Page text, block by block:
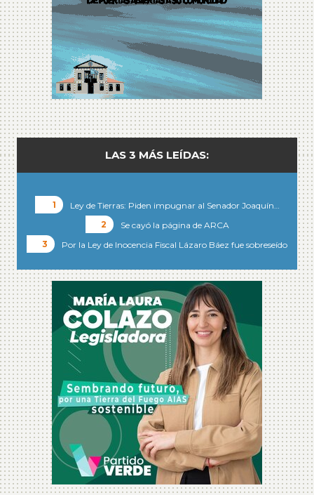
LAS 3 MÁS LEÍDAS:
Ley de Tierras: Piden impugnar al Senador Joaquín…
Se cayó la página de ARCA
Por la Ley de Inocencia Fiscal Lázaro Báez fue sobreseído